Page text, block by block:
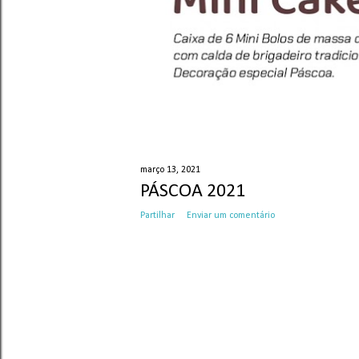
março 13, 2021
PÁSCOA 2021
Partilhar Enviar um comentário